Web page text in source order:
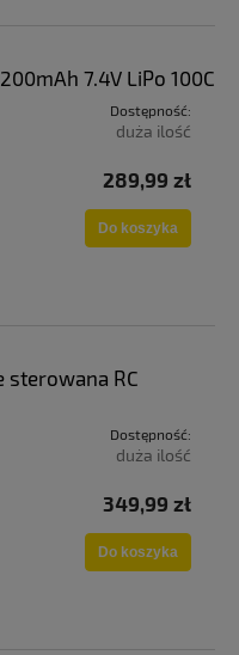
7.4V LiPo 100C
Dostępność:
duża ilość
289,99 zł
Do koszyka
RC
Dostępność:
duża ilość
349,99 zł
Do koszyka